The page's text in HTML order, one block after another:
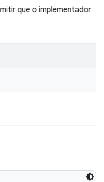
que o implementador